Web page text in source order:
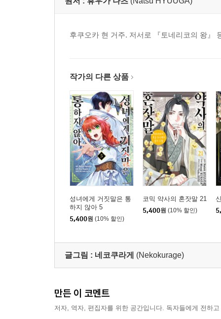
후쿠오카 현 거주. 저서로 『토네리코의 왕』
작가의 다른 상품
성녀에게 거짓말은 통
하지 않아 5
5,400원 (10% 할인)
코믹 약사의 혼잣말 21
5,400원 (10% 할인)
글그림 : 네코쿠라게 (Nekokurage)
만든 이 코멘트
저자, 역자, 편집자를 위한 공간입니다. 독자들에게 전하